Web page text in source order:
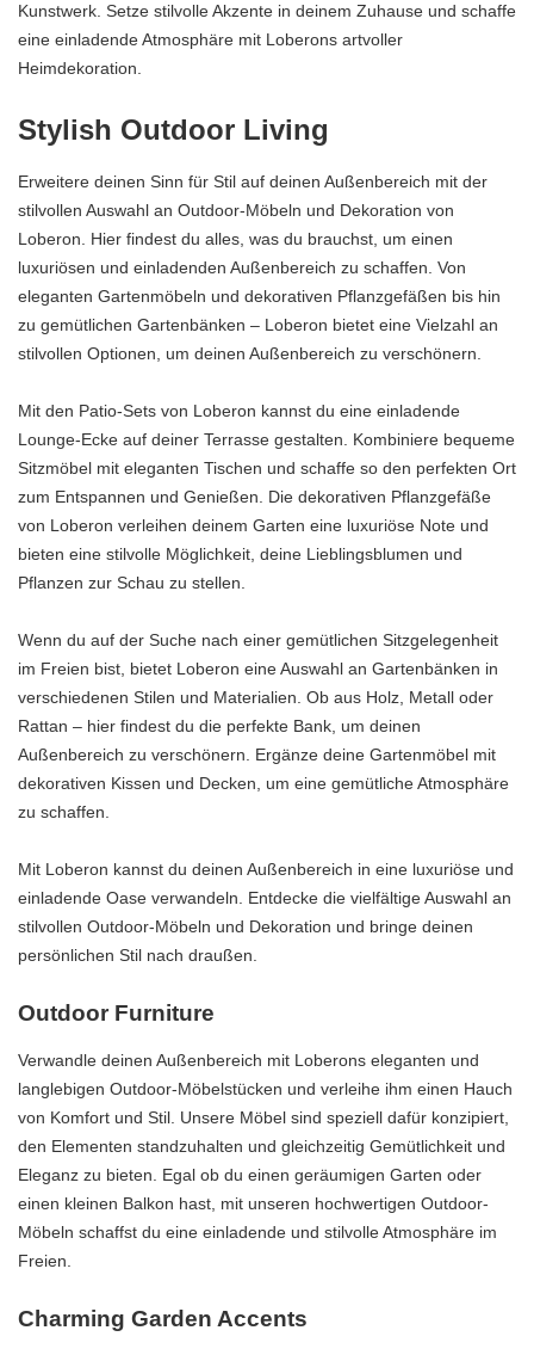
Kunstwerk. Setze stilvolle Akzente in deinem Zuhause und schaffe
eine einladende Atmosphäre mit Loberons artvoller
Heimdekoration.
Stylish Outdoor Living
Erweitere deinen Sinn für Stil auf deinen Außenbereich mit der
stilvollen Auswahl an Outdoor-Möbeln und Dekoration von
Loberon. Hier findest du alles, was du brauchst, um einen
luxuriösen und einladenden Außenbereich zu schaffen. Von
eleganten Gartenmöbeln und dekorativen Pflanzgefäßen bis hin
zu gemütlichen Gartenbänken – Loberon bietet eine Vielzahl an
stilvollen Optionen, um deinen Außenbereich zu verschönern.
Mit den Patio-Sets von Loberon kannst du eine einladende
Lounge-Ecke auf deiner Terrasse gestalten. Kombiniere bequeme
Sitzmöbel mit eleganten Tischen und schaffe so den perfekten Ort
zum Entspannen und Genießen. Die dekorativen Pflanzgefäße
von Loberon verleihen deinem Garten eine luxuriöse Note und
bieten eine stilvolle Möglichkeit, deine Lieblingsblumen und
Pflanzen zur Schau zu stellen.
Wenn du auf der Suche nach einer gemütlichen Sitzgelegenheit
im Freien bist, bietet Loberon eine Auswahl an Gartenbänken in
verschiedenen Stilen und Materialien. Ob aus Holz, Metall oder
Rattan – hier findest du die perfekte Bank, um deinen
Außenbereich zu verschönern. Ergänze deine Gartenmöbel mit
dekorativen Kissen und Decken, um eine gemütliche Atmosphäre
zu schaffen.
Mit Loberon kannst du deinen Außenbereich in eine luxuriöse und
einladende Oase verwandeln. Entdecke die vielfältige Auswahl an
stilvollen Outdoor-Möbeln und Dekoration und bringe deinen
persönlichen Stil nach draußen.
Outdoor Furniture
Verwandle deinen Außenbereich mit Loberons eleganten und
langlebigen Outdoor-Möbelstücken und verleihe ihm einen Hauch
von Komfort und Stil. Unsere Möbel sind speziell dafür konzipiert,
den Elementen standzuhalten und gleichzeitig Gemütlichkeit und
Eleganz zu bieten. Egal ob du einen geräumigen Garten oder
einen kleinen Balkon hast, mit unseren hochwertigen Outdoor-
Möbeln schaffst du eine einladende und stilvolle Atmosphäre im
Freien.
Charming Garden Accents